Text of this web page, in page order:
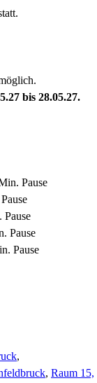
bis 28.05.27.
Pause
Pause
Pause
,
, Raum 15,